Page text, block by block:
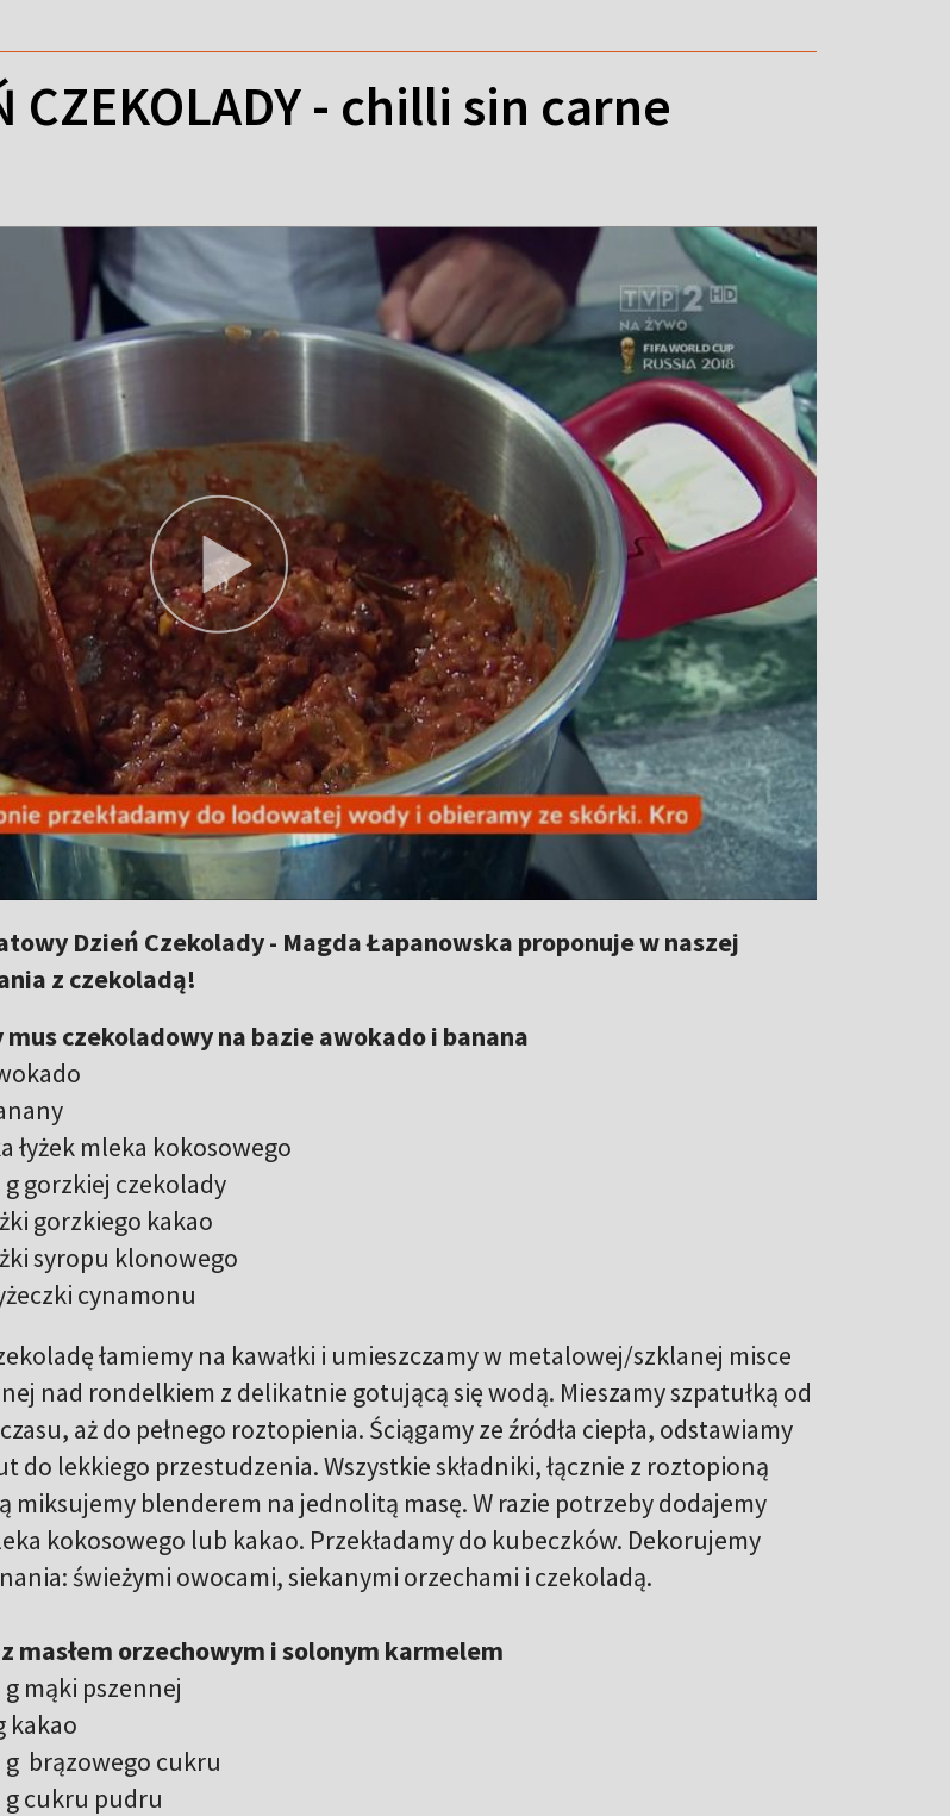
CZEKOLADY - chilli sin carne
Dzień Czekolady - Magda Łapanowska proponuje w naszej
z czekoladą!
mus czekoladowy na bazie awokado i banana
łyżek mleka kokosowego
g gorzkiej czekolady
gorzkiego kakao
syropu klonowego
cynamonu
łamiemy na kawałki i umieszczamy w metalowej/szklanej misce
nad rondelkiem z delikatnie gotującą się wodą. Mieszamy szpatułką od
aż do pełnego roztopienia. Ściągamy ze źródła ciepła, odstawiamy
do lekkiego przestudzenia. Wszystkie składniki, łącznie z roztopioną
miksujemy blenderem na jednolitą masę. W razie potrzeby dodajemy
kokosowego lub kakao. Przekładamy do kubeczków. Dekorujemy
świeżymi owocami, siekanymi orzechami i czekoladą.
masłem orzechowym i solonym karmelem
g mąki pszennej
kakao
g brązowego cukru
g cukru pudru